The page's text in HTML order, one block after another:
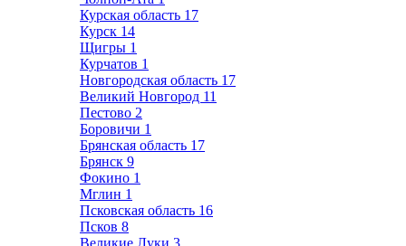
Курская область 17
Курск 14
Щигры 1
Курчатов 1
Новгородская область 17
Великий Новгород 11
Пестово 2
Боровичи 1
Брянская область 17
Брянск 9
Фокино 1
Мглин 1
Псковская область 16
Псков 8
Великие Луки 3